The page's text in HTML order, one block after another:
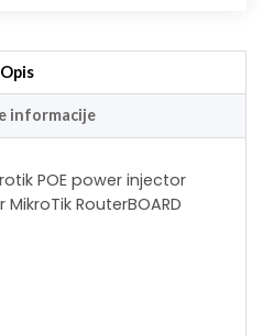
Opis
informacije
POE power injector
RouterBOARD